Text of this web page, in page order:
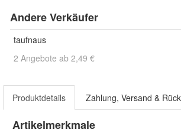
Andere Verkäufer
taufnaus
2 Angebote ab 2,49 €
Produktdetails Zahlung, Versand &
Artikelmerkmale